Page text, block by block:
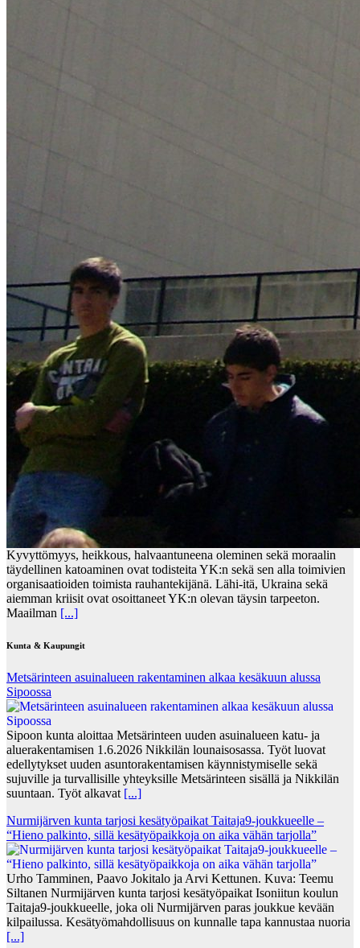
Kyvyttömyys, heikkous, halvaantuneena oleminen sekä moraalin
täydellinen katoaminen ovat todisteita YK:n sekä sen alla toimivien
organisaatioiden toimista rauhantekijänä. Lähi-itä, Ukraina sekä
aiemman kriisit ovat osoittaneet YK:n olevan täysin tarpeeton.
Maailman [...]
Kunta & Kaupungit
Metsärinteen asuinalueen rakentaminen alkaa kesäkuun alussa
Sipoossa
Sipoon kunta aloittaa Metsärinteen uuden asuinalueen katu- ja
aluerakentamisen 1.6.2026 Nikkilän lounaisosassa. Työt luovat
edellytykset uuden asuntorakentamisen käynnistymiselle sekä
sujuville ja turvallisille yhteyksille Metsärinteen sisällä ja Nikkilän
suuntaan. Työt alkavat [...]
Nurmijärven kunta tarjosi kesätyöpaikat Taitaja9-joukkueelle –
“Hieno palkinto, sillä kesätyöpaikkoja on aika vähän tarjolla”
Urho Tamminen, Paavo Jokitalo ja Arvi Kettunen. Kuva: Teemu
Siltanen Nurmijärven kunta tarjosi kesätyöpaikat Isoniitun koulun
Taitaja9-joukkueelle, joka oli Nurmijärven paras joukkue kevään
kilpailussa. Kesätyömahdollisuus on kunnalle tapa kannustaa nuoria
[...]